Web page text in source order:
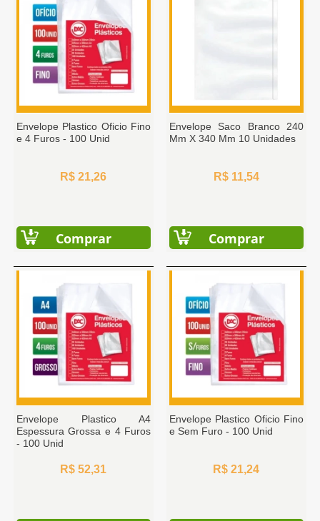
Envelope Plastico Oficio Fino
e 4 Furos - 100 Unid
R$ 21,26
Comprar
Envelope Saco Branco 240
Mm X 340 Mm 10 Unidades
R$ 11,54
Comprar
Envelope Plastico A4
Espessura Grossa e 4 Furos
- 100 Unid
R$ 52,31
Envelope Plastico Oficio Fino
e Sem Furo - 100 Unid
R$ 21,24